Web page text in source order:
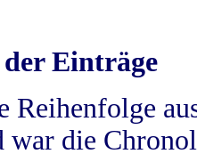
Einträge
Reihenfolge
war die